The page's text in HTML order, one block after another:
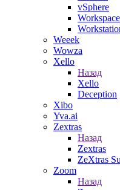
vSphere
Workspace
Weeek
Wowza
Xello
Назад
Xello
Deception
Xibo
Yva.ai
Zextras
Назад
Zextras
ZeXtras
Zoom
Назад